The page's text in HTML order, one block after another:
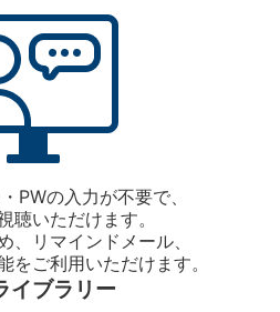
PWの入力が不要で、
聴いただけます。
、リマインドメール、
をご利用いただけます。
イブラリー